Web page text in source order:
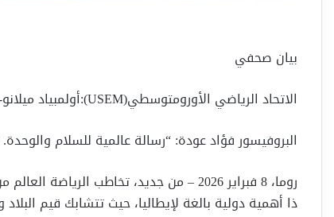
بيان صحفي
الاتحاد الرياضي الأورومتوسطي(USEM):أولمبياد ميلانو-كورتينا 2026: الرياضة كجسر للسلام والحوار بين الشعوب
البروفيسور فؤاد عودة: “رسالة عالمية للسلام
روما، 8 فبراير 2026 – من جديد، تخاطب
ذا أهمية دولية بالغة لإيطاليا، حيث تتشابك قيم